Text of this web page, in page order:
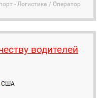
- Логистика / Оператор
водителей
США